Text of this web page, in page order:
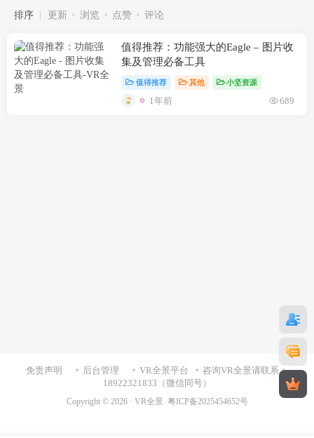
排序 更新 浏览 点赞 评论
值得推荐：功能强大的Eagle – 图片收
集及管理必备工具
值得推荐 其他 小坚资源
1年前 689
免责声明 后台管理 VR全景平台
咨询VR全景请联系：
18922321833（微信同号）
Copyright © 2026 · VR全景 粤ICP备2025454652号